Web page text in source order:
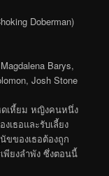
Doberman)
Barys,
Josh Stone
ดเหี้ยม หญิงคนหนึ่ง
เธอและรับเลี้ยง
ขของเธอต้องถูก
พียงลำพัง ซึ่งตอนนี้